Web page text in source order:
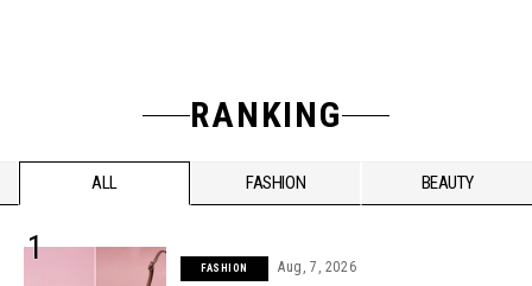
RANKING
ALL FASHION BEAUTY
FASHION Aug, 7, 2026